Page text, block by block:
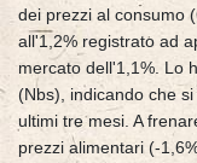
dei prezzi al consumo
all'1,2% registrato ad
mercato dell'1,1%. Lo
(Nbs), indicando che
ultimi tre mesi. A
prezzi alimentari (-